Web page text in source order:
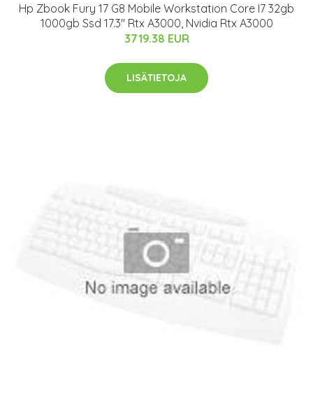
Hp Zbook Fury 17 G8 Mobile Workstation Core I7 32gb
1000gb Ssd 17.3" Rtx A3000, Nvidia Rtx A3000
3719.38 EUR
LISÄTIETOJA